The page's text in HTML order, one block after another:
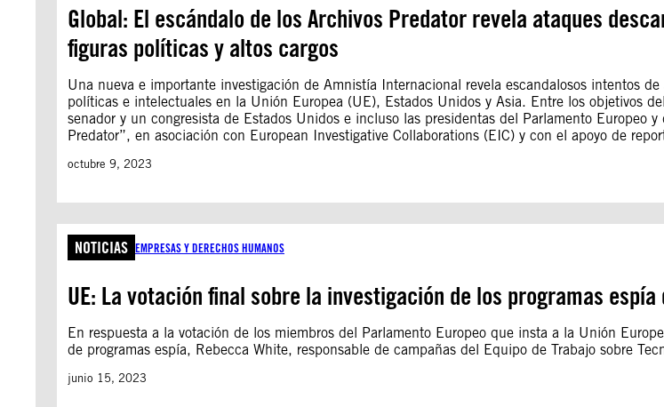
Global: El escándalo de los Archivos Predator revela ataques
figuras políticas y altos cargos
Una nueva e importante investigación de Amnistía Internacional revela escandalosos intentos
políticas e intelectuales en la Unión Europea (UE), Estados Unidos y Asia. Entre los objetivos
senador y un congresista de Estados Unidos e incluso las presidentas del Parlamento Europeo
Predator”, en asociación con European Investigative Collaborations (EIC) y con el apoyo de
octubre 9, 2023
NOTICIAS EMPRESAS Y DERECHOS HUMANOS
UE: La votación final sobre la investigación de los programas
En respuesta a la votación de los miembros del Parlamento Europeo que insta a la Unión
de programas espía, Rebecca White, responsable de campañas del Equipo de Trabajo sobre
junio 15, 2023